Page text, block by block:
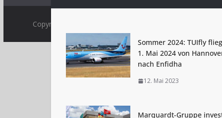
Copyright © 2009 - 2026 by
Sommer 2024: TUIfly
1. Mai 2024 von
nach Enfidha
12. Mai 2023
Marquardt-Gruppe